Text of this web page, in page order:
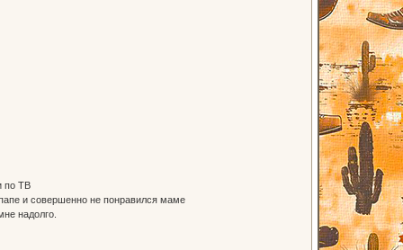
по ТВ
и совершенно не понравился маме
надолго.